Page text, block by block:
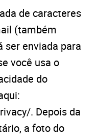
de caracteres
(também
ser enviada para
você usa o
do
. Depois da
a foto do